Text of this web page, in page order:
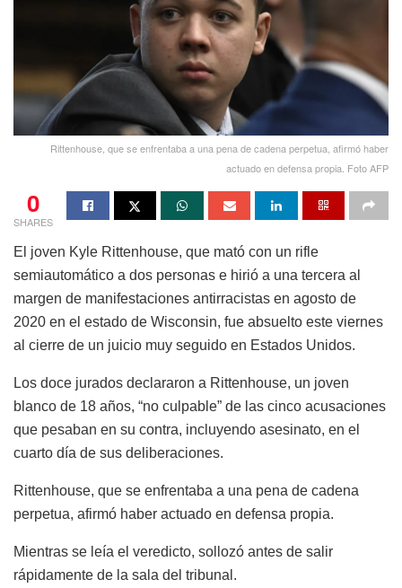
Rittenhouse, que se enfrentaba a una pena de cadena perpetua, afirmó haber
actuado en defensa propia. Foto AFP
0
SHARES
El joven Kyle Rittenhouse, que mató con un rifle
semiautomático a dos personas e hirió a una tercera al
margen de manifestaciones antirracistas en agosto de
2020 en el estado de Wisconsin, fue absuelto este viernes
al cierre de un juicio muy seguido en Estados Unidos.
Los doce jurados declararon a Rittenhouse, un joven
blanco de 18 años, “no culpable” de las cinco acusaciones
que pesaban en su contra, incluyendo asesinato, en el
cuarto día de sus deliberaciones.
Rittenhouse, que se enfrentaba a una pena de cadena
perpetua, afirmó haber actuado en defensa propia.
Mientras se leía el veredicto, sollozó antes de salir
rápidamente de la sala del tribunal.